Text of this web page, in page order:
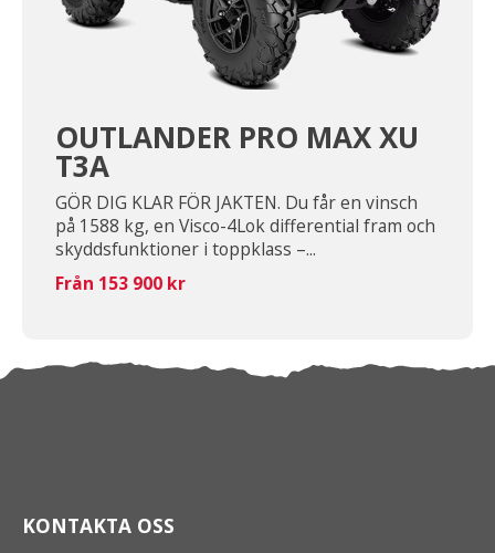
OUTLANDER PRO MAX XU
T3A
GÖR DIG KLAR FÖR JAKTEN. Du får en vinsch
på 1588 kg, en Visco-4Lok differential fram och
skyddsfunktioner i toppklass –...
Från 153 900 kr
KONTAKTA OSS